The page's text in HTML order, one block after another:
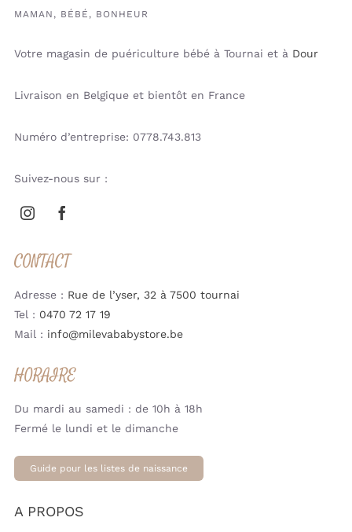
MAMAN, BÉBÉ, BONHEUR
Votre magasin de puériculture bébé à Tournai et à Dour
Livraison en Belgique et bientôt en France
Numéro d’entreprise: 0778.743.813
Suivez-nous sur :
CONTACT
Adresse : Rue de l’yser, 32 à 7500 tournai
Tel : 0470 72 17 19
Mail : info@milevababystore.be
HORAIRE
Du mardi au samedi : de 10h à 18h
Fermé le lundi et le dimanche
Guide pour les listes de naissance
A PROPOS